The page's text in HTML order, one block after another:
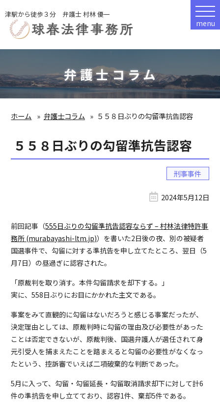
津駅から徒歩３分 弁護士 村林 優一
menu
弁護士コラム
ホーム 弁護士コラム ５５８日ぶりの勾留準抗告認容
５５８日ぶりの勾留準抗告認容
刑事事件
2024年5月12日
前回記事（555日ぶりの勾留準抗告認容ならず – 村林法律特許事
務所 (murabayashi-ltm.jp)）を書いた2日後の夜、別の被疑者
国選事件で、勾留に対する準抗告を申し立てたところ、翌日（5
月7日）の昼過ぎに認容された。
「原裁判を取り消す。本件勾留請求を却下する。」
実に、558日ぶりにお目にかかれた主文である。
事案をみて直観的に勾留はないだろうと感じる事案だったが、
決定理由としては、原裁判時に勾留の理由及び必要性があった
ことは否定できないが、原裁判後、国選弁護人が選任されて身
元引受人を捕まえたことを踏まえると勾留の必要性がなくなっ
たという、控訴審でいえば二項破棄的な判断であった。
5月に入って、勾留・勾留延長・勾留取消請求却下に対して計6
件の準抗告を申し立てており、認容1件、棄却5件である。